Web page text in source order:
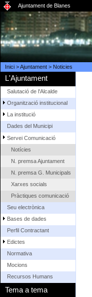
Ajuntament de Blanes
Inici>Ajuntament> Noticies
L'Ajuntament
Salutació de l'Alcalde
Organització institucional
La institució
Dades del Municipi
Servei Comunicació
Notícies
N. premsa Ajuntament
N. premsa G. Municipals
Xarxes socials
Pràctiques comunicació
Seu electrònica
Bases de dades
Perfil Contractant
Edictes
Normativa
Mocions
Recursos Humans
Tema a tema